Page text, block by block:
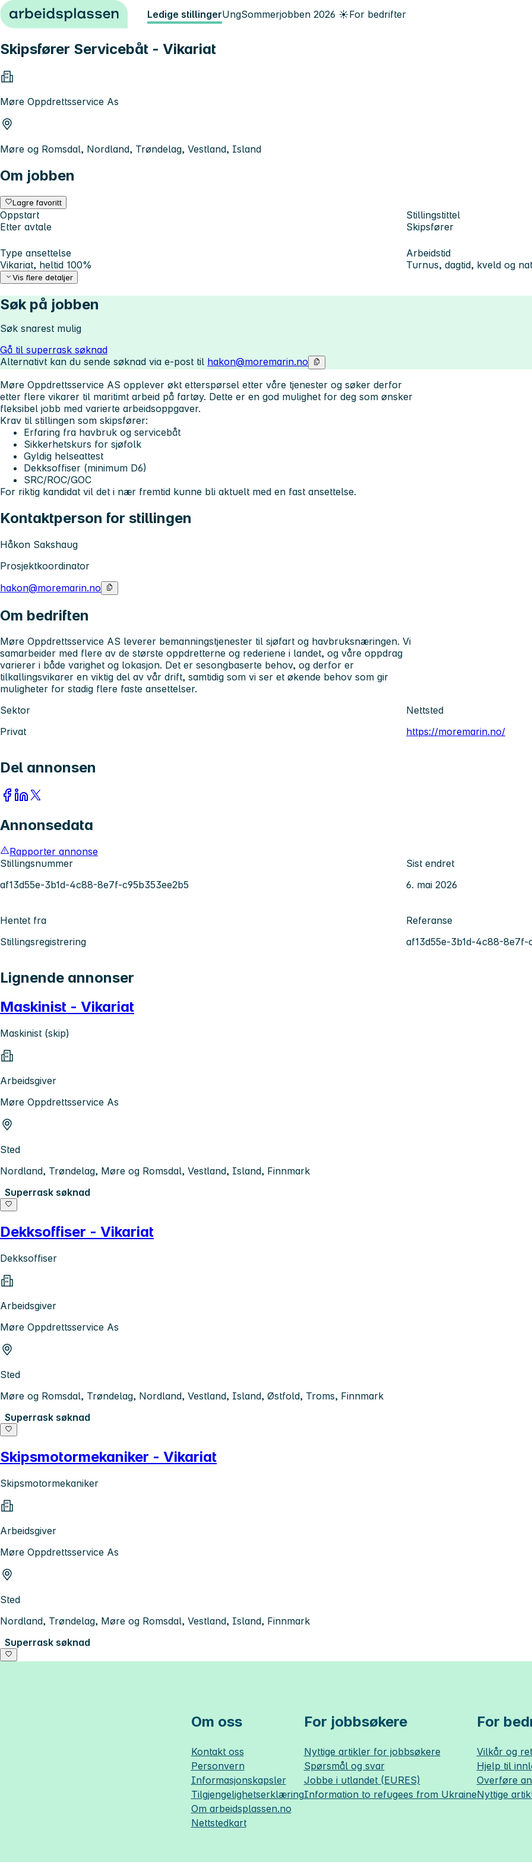
Hopp til innhold Ledige stillingerUngSommerjobben 2026 ☀️For bedrifter
Skipsfører Servicebåt - Vikariat
Møre Oppdrettsservice As
Møre og Romsdal, Nordland, Trøndelag, Vestland, Island
Om jobben
Lagre favoritt
Oppstart
Etter avtale
Stillingstittel
Skipsfører
Type ansettelse
Vikariat, heltid 100%
Arbeidstid
Turnus, dagtid, kveld og
Vis flere detaljer
Søk på jobben
Søk snarest mulig
Gå til superrask søknad
Alternativt kan du sende søknad via e-post til hakon@moremarin.no
Møre Oppdrettsservice AS opplever økt etterspørsel etter våre tjenester og søker derfor
etter flere vikarer til maritimt arbeid på fartøy. Dette er en god mulighet for deg som ønsker
fleksibel jobb med varierte arbeidsoppgaver.
Krav til stillingen som skipsfører:
Erfaring fra havbruk og servicebåt
Sikkerhetskurs for sjøfolk
Gyldig helseattest
Dekksoffiser (minimum D6)
SRC/ROC/GOC
For riktig kandidat vil det i nær fremtid kunne bli aktuelt med en fast ansettelse.
Kontaktperson for stillingen
Håkon Sakshaug
Prosjektkoordinator
hakon@moremarin.no
Om bedriften
Møre Oppdrettsservice AS leverer bemanningstjenester til sjøfart og havbruksnæringen. Vi
samarbeider med flere av de største oppdretterne og rederiene i landet, og våre oppdrag
varierer i både varighet og lokasjon. Det er sesongbaserte behov, og derfor er
tilkallingsvikarer en viktig del av vår drift, samtidig som vi ser et økende behov som gir
muligheter for stadig flere faste ansettelser.
Sektor
Privat
Nettsted
https://moremarin.no/
Del annonsen
Annonsedata
Rapporter annonse
Stillingsnummer
af13d55e-3b1d-4c88-8e7f-c95b353ee2b5
Sist endret
6. mai 2026
Hentet fra
Stillingsregistrering
Referanse
af13d55e-3b1d-4c88-8e7f-
Lignende annonser
Maskinist - Vikariat
Maskinist (skip)
Arbeidsgiver
Møre Oppdrettsservice As
Sted
Nordland, Trøndelag, Møre og Romsdal, Vestland, Island, Finnmark
Superrask søknad
Dekksoffiser - Vikariat
Dekksoffiser
Arbeidsgiver
Møre Oppdrettsservice As
Sted
Møre og Romsdal, Trøndelag, Nordland, Vestland, Island, Østfold, Troms, Finnmark
Superrask søknad
Skipsmotormekaniker - Vikariat
Skipsmotormekaniker
Arbeidsgiver
Møre Oppdrettsservice As
Sted
Nordland, Trøndelag, Møre og Romsdal, Vestland, Island, Finnmark
Superrask søknad
Om oss
Kontakt oss
Personvern
Informasjonskapsler
Tilgjengelighetserklæring
Om arbeidsplassen.no
Nettstedkart
For jobbsøkere
Nyttige artikler for jobbsøkere
Spørsmål og svar
Jobbe i utlandet (EURES)
Information to refugees from Ukraine
For
Vilkår og
Hjelp til
Overføre
Nyttige